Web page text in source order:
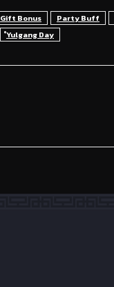
Gift Bonus Party Buff
ํYulgang Day